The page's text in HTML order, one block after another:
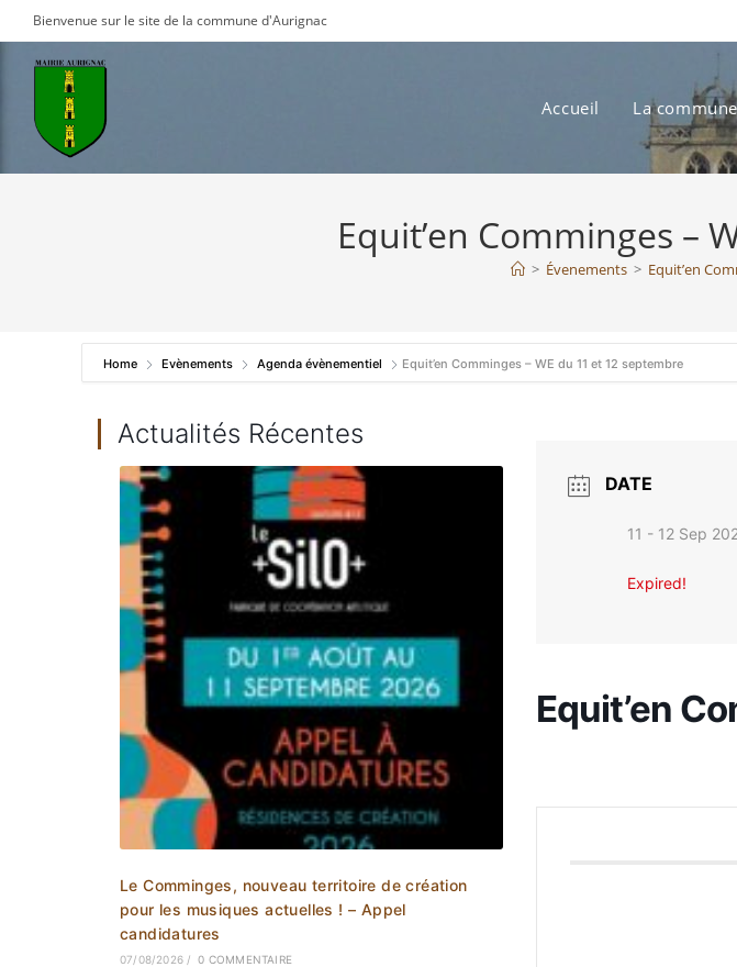
to
content
Bienvenue sur le site de la commune d'Aurignac
Accueil La commune
Equit’en Comminges –
> Évenements > Equit’en
Home Evènements Agenda évènementiel Equit’en Comminges – WE du 11 et 12 septembre
Actualités Récentes
Le Comminges, nouveau territoire de création
pour les musiques actuelles ! – Appel
candidatures
07/08/2026 / 0 COMMENTAIRE
DATE
11 - 12 Sep
Expired!
Equit’en